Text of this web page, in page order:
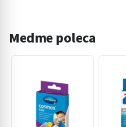
Medme poleca